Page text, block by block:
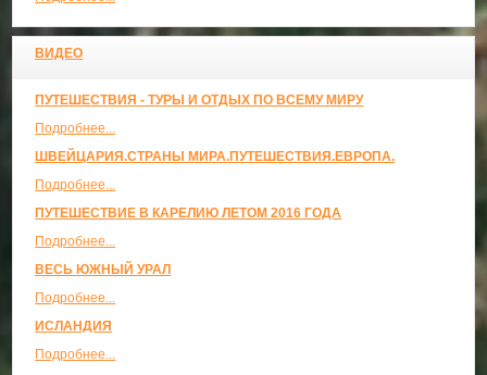
ВИДЕО
ПУТЕШЕСТВИЯ - ТУРЫ И ОТДЫХ ПО ВСЕМУ МИРУ
Подробнее...
ШВЕЙЦАРИЯ.СТРАНЫ МИРА.ПУТЕШЕСТВИЯ.ЕВРОПА.
Подробнее...
ПУТЕШЕСТВИЕ В КАРЕЛИЮ ЛЕТОМ 2016 ГОДА
Подробнее...
ВЕСЬ ЮЖНЫЙ УРАЛ
Подробнее...
ИСЛАНДИЯ
Подробнее...